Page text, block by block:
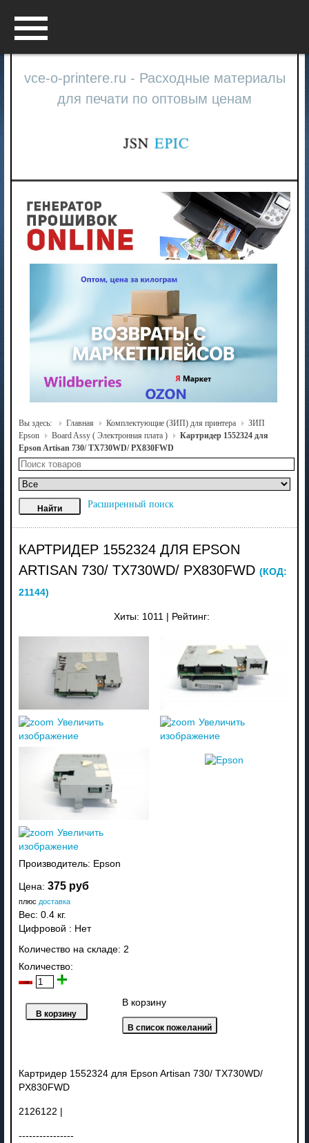
vce-o-printere.ru - Расходные материалы
для печати по оптовым ценам
Вы здесь: Главная Комплектующие (ЗИП) для принтера
ЗИП
Epson
Board Assy ( Электронная плата )
Картридер 1552324 для
Epson Artisan 730/ TX730WD/ PX830FWD
Расширенный поиск
КАРТРИДЕР 1552324 ДЛЯ EPSON
ARTISAN 730/ TX730WD/ PX830FWD (КОД:
21144)
Хиты: 1011 Рейтинг:
Увеличить
изображение
Увеличить
изображение
Увеличить
изображение
Производитель: Epson
Цена: 375 руб
плюс доставка
Вес: 0.4 кг.
Цифровой : Нет
Количество на складе: 2
Количество:
В корзину
Картридер 1552324 для Epson Artisan 730/ TX730WD/
PX830FWD
2126122 |
----------------